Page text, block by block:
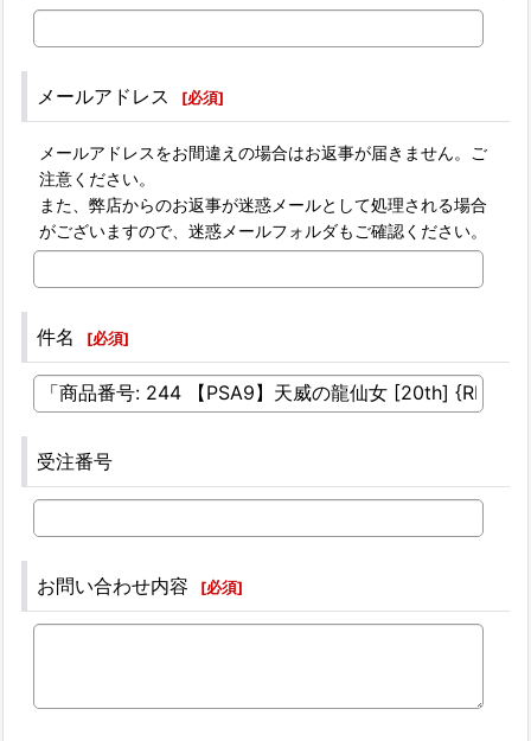
メールアドレス [必須]
メールアドレスをお間違えの場合はお返事が届きません。ご
注意ください。
また、弊店からのお返事が迷惑メールとして処理される場合
がございますので、迷惑メールフォルダもご確認ください。
件名 [必須]
受注番号
お問い合わせ内容 [必須]